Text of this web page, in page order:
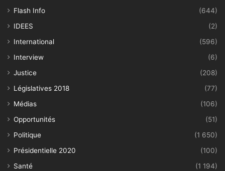
Flash Info
(644)
IDEES
(2)
International
(596)
Interview
(6)
Justice
(208)
Législatives 2018
(77)
Médias
(106)
Opportunités
(51)
Politique
(1 650)
Présidentielle 2020
(100)
Santé
(1 194)